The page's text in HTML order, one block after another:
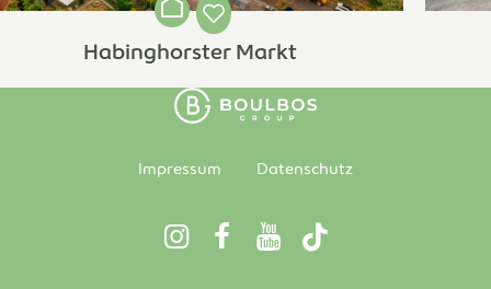
Habinghorster Markt
Impressum Datenschutz